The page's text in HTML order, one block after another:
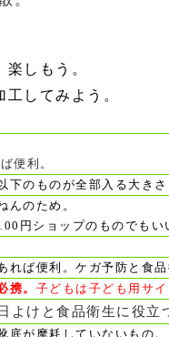
楽しもう 。
工してみよう。
便利。
下のものが全部入る大き
んのため。
円ショップのものでもい
れば便利。ケガ予防と食品
携。 子どもは子ども用サイ
日よけと食品衛生に役立
底が摩耗していないもの。